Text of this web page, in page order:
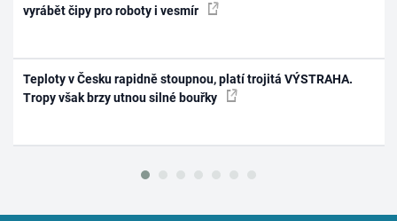
vyrábět čipy pro roboty i vesmír
Teploty v Česku rapidně stoupnou, platí trojitá VÝSTRAHA.
Tropy však brzy utnou silné bouřky